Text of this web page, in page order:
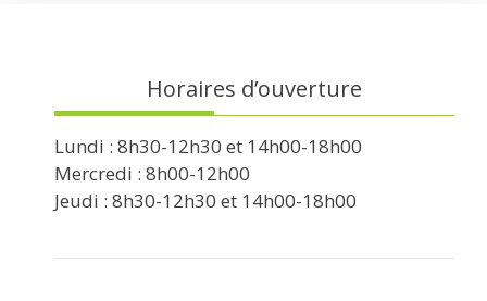
Horaires d’ouverture
Lundi : 8h30-12h30 et 14h00-18h00
Mercredi : 8h00-12h00
Jeudi : 8h30-12h30 et 14h00-18h00